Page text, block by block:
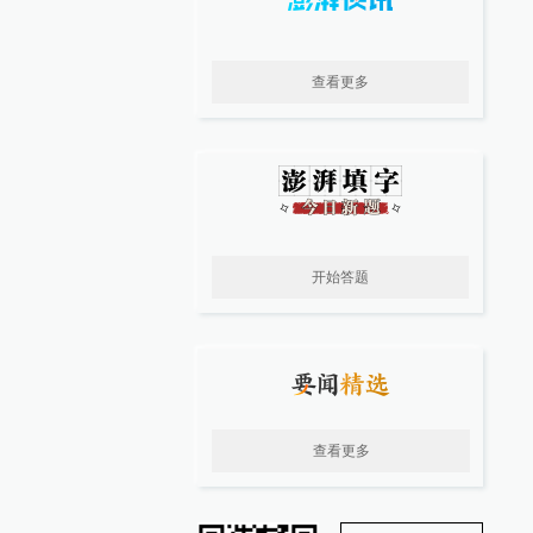
查看更多
开始答题
查看更多